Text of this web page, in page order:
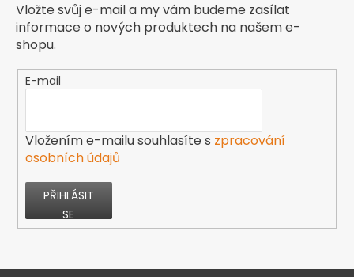
Vložte svůj e-mail a my vám budeme zasílat
informace o nových produktech na našem e-
shopu.
E-mail
Vložením e-mailu souhlasíte s zpracování
osobních údajů
PŘIHLÁSIT
SE